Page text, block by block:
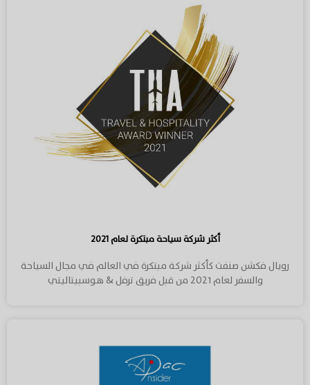
أكثر شركة سياحة مبتكرة لعام ٢٠٢١
رويال فكشن صنفت كأكثر شركة مبتكرة في العالم في مجال السياحة
والسفر لعام ٢٠٢١ من قبل فريق ترفل & هوسبيتاليتي